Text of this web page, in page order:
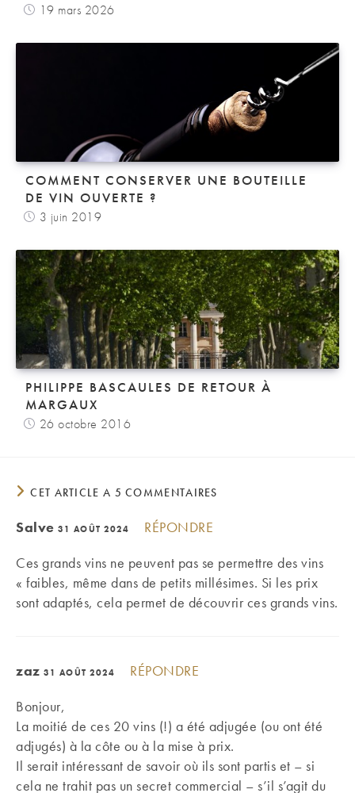
19 mars 2026
COMMENT CONSERVER UNE BOUTEILLE
DE VIN OUVERTE ?
3 juin 2019
PHILIPPE BASCAULES DE RETOUR À
MARGAUX
26 octobre 2016
CET ARTICLE A 5 COMMENTAIRES
Salve 31 AOÛT 2024
RÉPONDRE
Ces grands vins ne peuvent pas se permettre des vins
« faibles, même dans de petits millésimes. Si les prix
sont adaptés, cela permet de découvrir ces grands vins.
zaz 31 AOÛT 2024
RÉPONDRE
Bonjour,
La moitié de ces 20 vins (!) a été adjugée (ou ont été
adjugés) à la côte ou à la mise à prix.
Il serait intéressant de savoir où ils sont partis et – si
cela ne trahit pas un secret commercial – s’il s’agit du